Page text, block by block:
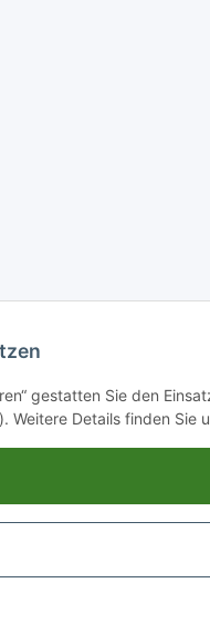
gestatten Sie den
Weitere Details finden Sie